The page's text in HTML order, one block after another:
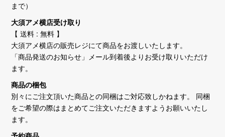
まで）
大須アメ横店受け取り
【 送料 : 無料 】
大須アメ横店の販売レジにて商品をお渡しいたします。
「商品発送のお知らせ」メール到着後よりお受け取りいただけ
ます。
商品の梱包
別々にご注文頂いた商品との同梱はご対応致しかねます。 同梱
をご希望の際はまとめてご注文いただきますようお願いいたし
ます。